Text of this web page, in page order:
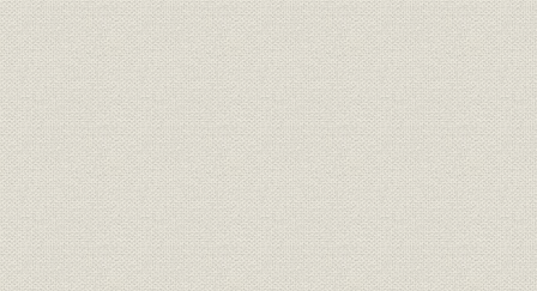
財務・業績 損益計算書・利益処分I 昭和16年7